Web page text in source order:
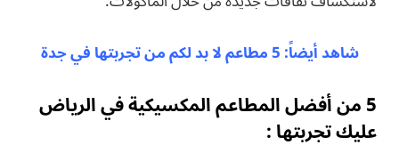
شاهد أيضاً: 5 مطاعم لا بد لكم من تجربتها في جدة
5 من أفضل المطاعم المكسيكية في الرياض
عليك تجربتها :